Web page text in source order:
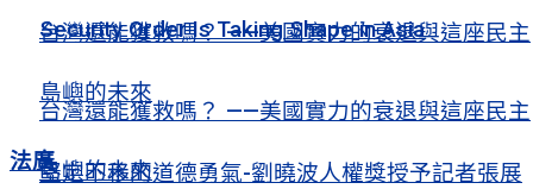
台灣還能獲救嗎？ ——美國實力的衰退與這座民主
島嶼的未來
堅定不移的道德勇氣-劉曉波人權獎授予記者張展
Security Order Is Taking Shape in Asia
台灣還能獲救嗎？ ——美國實力的衰退與這座民主
島嶼的未來
法廣